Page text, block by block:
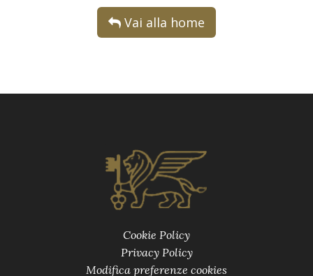
Vai alla home
Cookie Policy
Privacy Policy
Modifica preferenze cookies